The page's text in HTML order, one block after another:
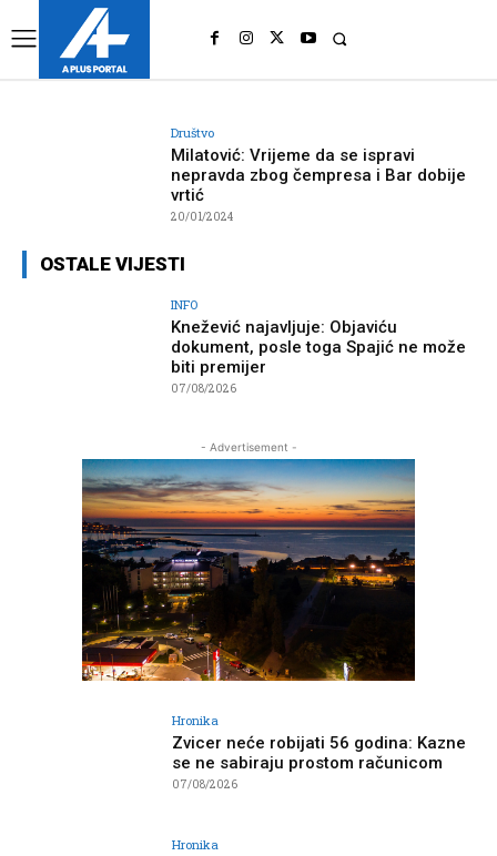
Društvo
Milatović: Vrijeme da se ispravi
nepravda zbog čempresa i Bar dobije
vrtić
20/01/2024
OSTALE VIJESTI
INFO
Knežević najavljuje: Objaviću
dokument, posle toga Spajić ne može
biti premijer
07/08/2026
- Advertisement -
Hronika
Zvicer neće robijati 56 godina: Kazne
se ne sabiraju prostom računicom
07/08/2026
Hronika